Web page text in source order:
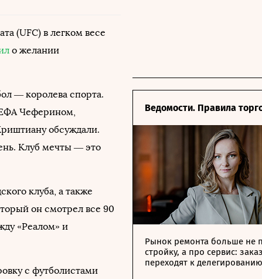
(UFC) в легком весе
о желании
— королева спорта.
Чеферином,
обсуждали.
Клуб мечты — это
клуба, а также
он смотрел все 90
«Реалом» и
с футболистами
Ведомости. Правила
Рынок ремонта больше не
стройку, а про сервис:
переходят к